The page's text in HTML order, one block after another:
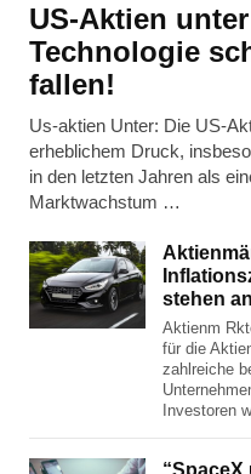
US-Aktien
Technologie
fallen!
Us-aktien Unter: Die US-
erheblichem Druck,
in den letzten Jahren als
Marktwachstum …
stehen
Aktienm
für die
zahlreiche
Investoren